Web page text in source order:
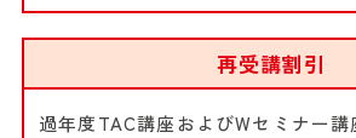
再受講割引
過年度TAC講座およびWセミナー